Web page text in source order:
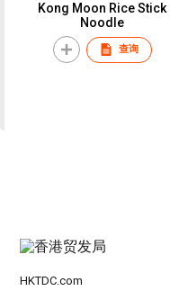
Kong Moon Rice Stick
Noodle
查询
HKTDC.com